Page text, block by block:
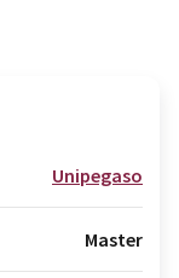
Unipegaso
Master